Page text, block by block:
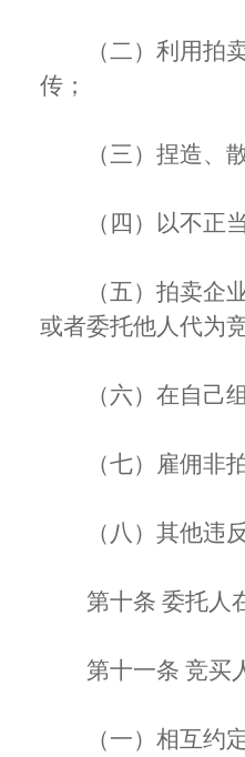
（二）利用拍卖
传；
（三）捏造、散
（四）以不正当
（五）拍卖企业
或者委托他人代为
（六）在自己组
（七）雇佣非拍
（八）其他违
第十条 委托人在
第十一条 竞买人
（一）相互约定